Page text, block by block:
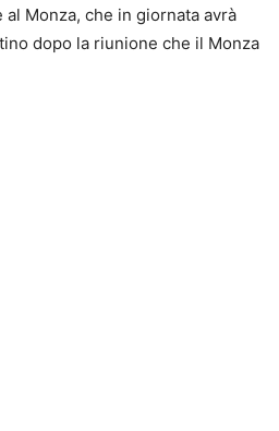
Monza, che in giornata avrà
dopo la riunione che il Monza